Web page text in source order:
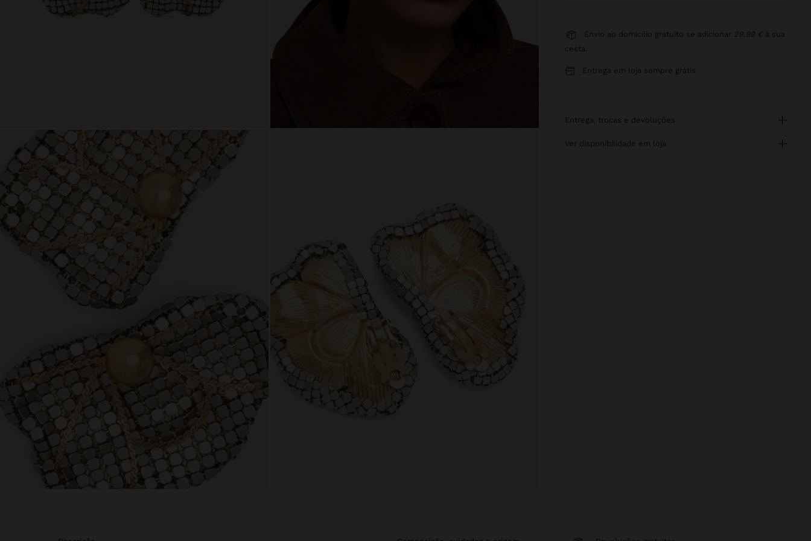
Envio ao domicílio gratuito se adicionar 29,99 € à sua
cesta.
Entrega em loja sempre grátis
entrega, trocas e devoluções
ver disponibilidade em loja